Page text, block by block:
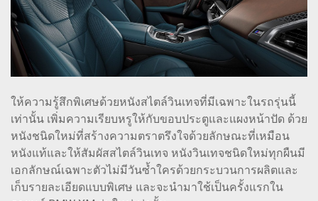
ให้ความรู้สึกพิเศษด้วยหนังสไตล์วินเทจที่มีเฉพาะในรถรุ่นนี้
เท่านั้น เพิ่มความเรียบหรูให้กับขอบประตูและแผงหน้าปัด ด้วย
หนังชนิดใหม่ที่สร้างความตราตรึงใจด้วยลักษณะที่เหมือน
หนังแท้และให้สัมผัสสไตล์วินเทจ หนังวินเทจชนิดใหม่ทุกผืนมี
เอกลักษณ์เฉพาะตัวไม่มีวันซ้ำใครด้วยกระบวนการผลิตและ
เก็บรายละเอียดแบบพิเศษ และจะนำมาใช้เป็นครั้งแรกใน